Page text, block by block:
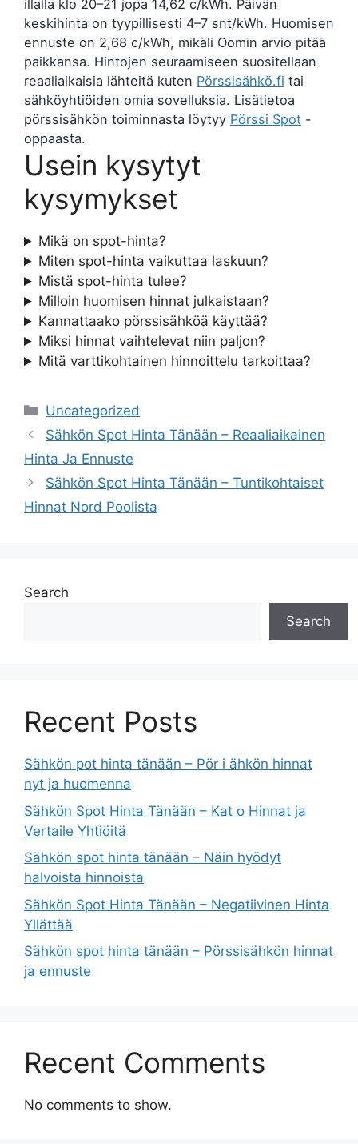
illalla klo 20–21 jopa 14,62 c/kWh. Päivän
keskihinta on tyypillisesti 4–7 snt/kWh. Huomisen
ennuste on 2,68 c/kWh, mikäli Oomin arvio pitää
paikkansa. Hintojen seuraamiseen suositellaan
reaaliaikaisia lähteitä kuten Pörssisähkö.fi tai
sähköyhtiöiden omia sovelluksia. Lisätietoa
pörssisähkön toiminnasta löytyy Pörssi Spot -
oppaasta.
Usein kysytyt
kysymykset
Mikä on spot-hinta?
Miten spot-hinta vaikuttaa laskuun?
Mistä spot-hinta tulee?
Milloin huomisen hinnat julkaistaan?
Kannattaako pörssisähköä käyttää?
Miksi hinnat vaihtelevat niin paljon?
Mitä varttikohtainen hinnoittelu tarkoittaa?
Categories
Uncategorized
Sähkön Spot Hinta Tänään – Reaaliaikainen
Hinta Ja Ennuste
Sähkön Spot Hinta Tänään – Tuntikohtaiset
Hinnat Nord Poolista
Search
Search
Recent Posts
Sähkön pot hinta tänään – Pör i ähkön hinnat
nyt ja huomenna
Sähkön Spot Hinta Tänään – Kat o Hinnat ja
Vertaile Yhtiöitä
Sähkön spot hinta tänään – Näin hyödyt
halvoista hinnoista
Sähkön Spot Hinta Tänään – Negatiivinen Hinta
Yllättää
Sähkön spot hinta tänään – Pörssisähkön hinnat
ja ennuste
Recent Comments
No comments to show.